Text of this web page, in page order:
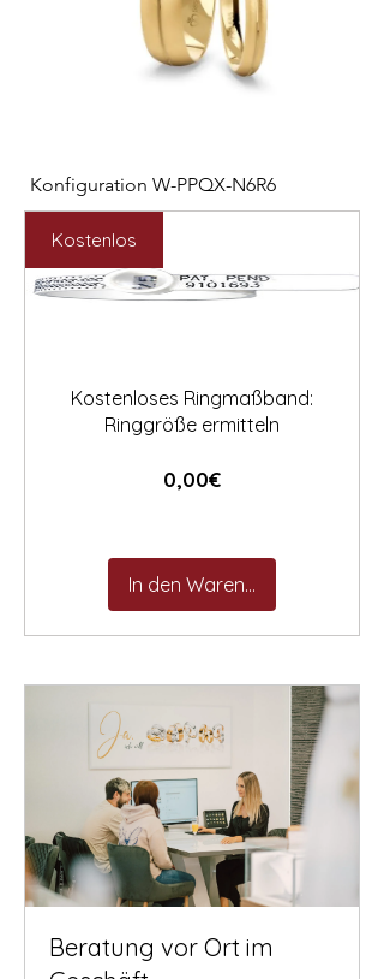
Konfiguration W-PPQX-N6R6
Preis
2.127,00 €
Preis
Kostenlos
Kostenloses Ringmaßband:
Ringgröße ermitteln
0,00€Preis
In den Warenkorb
Beratung vor Ort im